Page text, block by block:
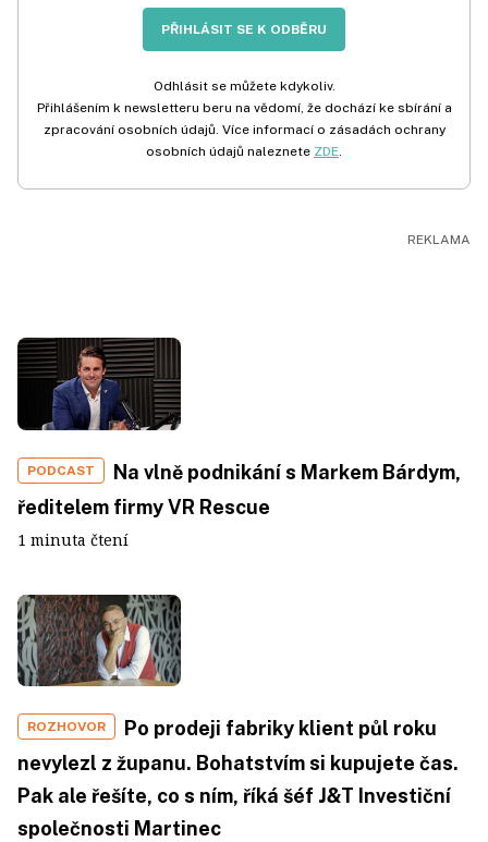
PŘIHLÁSIT SE K ODBĚRU
Odhlásit se můžete kdykoliv.
Přihlášením k newsletteru beru na vědomí, že dochází ke sbírání a
zpracování osobních údajů. Více informací o zásadách ochrany
osobních údajů naleznete ZDE.
PODCAST
Na vlně podnikání s Markem Bárdym,
ředitelem firmy VR Rescue
1 minuta čtení
ROZHOVOR
Po prodeji fabriky klient půl roku
nevylezl z županu. Bohatstvím si kupujete čas.
Pak ale řešíte, co s ním, říká šéf J&T Investiční
společnosti Martinec